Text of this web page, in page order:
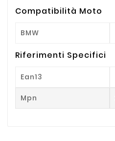
Compatibilità Moto
BMW
Riferimenti Specifici
Ean13
Mpn